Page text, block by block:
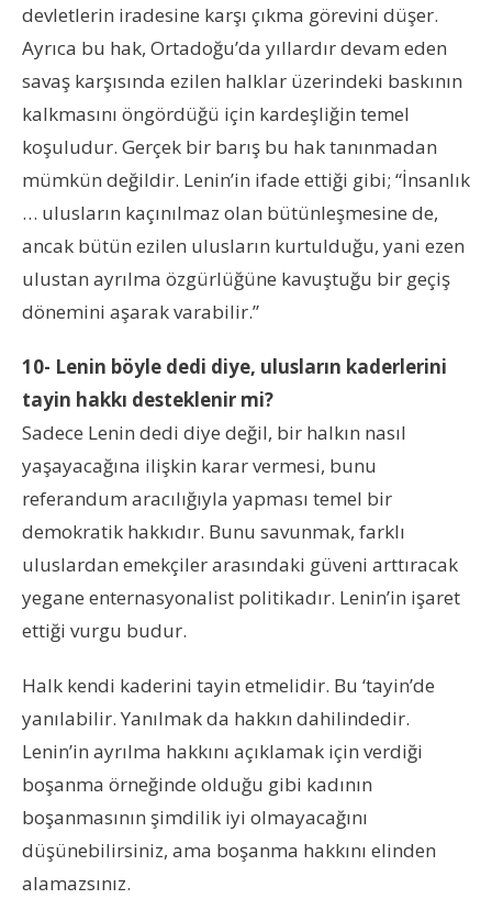
devletlerin iradesine karşı çıkma görevini düşer.
Ayrıca bu hak, Ortadoğu’da yıllardır devam eden
savaş karşısında ezilen halklar üzerindeki baskının
kalkmasını öngördüğü için kardeşliğin temel
koşuludur. Gerçek bir barış bu hak tanınmadan
mümkün değildir. Lenin’in ifade ettiği gibi; “İnsanlık
… ulusların kaçınılmaz olan bütünleşmesine de,
ancak bütün ezilen ulusların kurtulduğu, yani ezen
ulustan ayrılma özgürlüğüne kavuştuğu bir geçiş
dönemini aşarak varabilir.”
10- Lenin böyle dedi diye, ulusların kaderlerini
tayin hakkı desteklenir mi?
Sadece Lenin dedi diye değil, bir halkın nasıl
yaşayacağına ilişkin karar vermesi, bunu
referandum aracılığıyla yapması temel bir
demokratik hakkıdır. Bunu savunmak, farklı
uluslardan emekçiler arasındaki güveni arttıracak
yegane enternasyonalist politikadır. Lenin’in işaret
ettiği vurgu budur.
Halk kendi kaderini tayin etmelidir. Bu ‘tayin’de
yanılabilir. Yanılmak da hakkın dahilindedir.
Lenin’in ayrılma hakkını açıklamak için verdiği
boşanma örneğinde olduğu gibi kadının
boşanmasının şimdilik iyi olmayacağını
düşünebilirsiniz, ama boşanma hakkını elinden
alamazsınız.